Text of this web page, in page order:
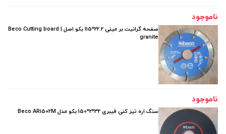
ناموجود
صفحه گرانیت بر مینی 22.2*115 بکو اصل | Beco Cutting board
granite
ناموجود
سنگ اره تیز کنی فیبری 32*2*150 بکو مدل Beco AR1502M